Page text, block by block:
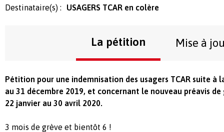
Destinataire(s) :
USAGERS TCAR en colère
La pétition Mise à
Pétition pour une indemnisation des usagers TCAR suite à
au 31 décembre 2019, et concernant le nouveau préavis
22 janvier au 30 avril 2020.
3 mois de grève et bientôt 6 !